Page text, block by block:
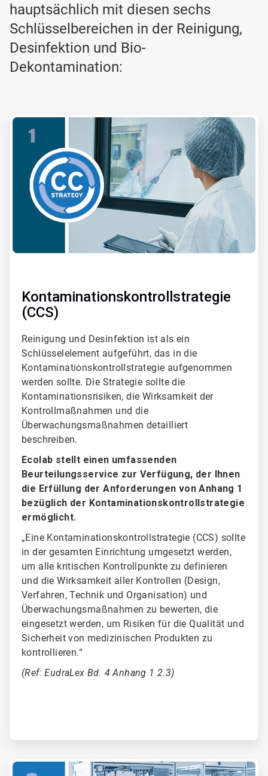
hauptsächlich mit diesen sechs
Schlüsselbereichen in der Reinigung,
Desinfektion und Bio-
Dekontamination:
ArticleTile
Kontaminationskontrollstrategie
(CCS)
Reinigung und Desinfektion ist als ein
Schlüsselelement aufgeführt, das in die
Kontaminationskontrollstrategie aufgenommen
werden sollte. Die Strategie sollte die
Kontaminationsrisiken, die Wirksamkeit der
Kontrollmaßnahmen und die
Überwachungsmaßnahmen detailliert
beschreiben.
Ecolab stellt einen umfassenden
Beurteilungsservice zur Verfügung, der Ihnen
die Erfüllung der Anforderungen von Anhang 1
bezüglich der Kontaminationskontrollstrategie
ermöglicht.
„Eine Kontaminationskontrollstrategie (CCS) sollte
in der gesamten Einrichtung umgesetzt werden,
um alle kritischen Kontrollpunkte zu definieren
und die Wirksamkeit aller Kontrollen (Design,
Verfahren, Technik und Organisation) und
Überwachungsmaßnahmen zu bewerten, die
eingesetzt werden, um Risiken für die Qualität und
Sicherheit von medizinischen Produkten zu
kontrollieren.“
(Ref: EudraLex Bd. 4 Anhang 1 2.3)
ArticleTile